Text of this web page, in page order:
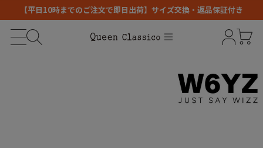
【平日10時までのご注文で即日出荷】サイズ交換・返品保証付き